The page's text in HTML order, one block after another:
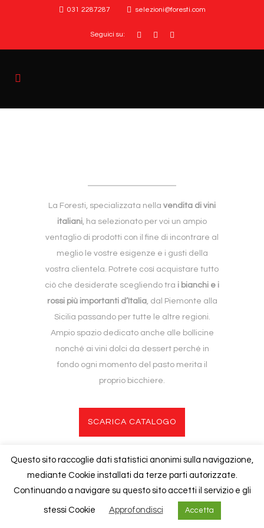
031 2287287 selezioni@foresti.com
Seguici su:
La Foresti, specializzata nella vendita di vini
italiani, ha selezionato per voi un ampio
ventaglio di prodotti con il fine di incontrare al
meglio le vostre esigenze e i gusti della
vostra clientela. Potrete così acquistare tutto
ciò che desiderate scegliendo tra i bianchi e i
rossi più importanti d’Italia, dal Piemonte alla
Sicilia passando per tutte le altre regioni.
Ampio spazio dedicato anche alle bollicine
nonché ai vini dolci da dessert perché in
fondo ogni momento del pasto merita il
proprio bicchiere.
SCARICA CATALOGO
Questo sito raccoglie dati statistici anonimi sulla navigazione,
mediante Cookie installati da terze parti autorizzate.
Continuando a navigare su questo sito accetti il servizio e gli
stessi Cookie Approfondisci Accetta